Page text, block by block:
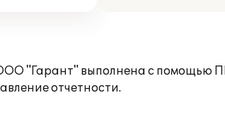
"Гарант" выполнена с помощью
отчетности.